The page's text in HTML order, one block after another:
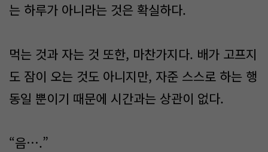
는 하루가 아니라는 것은 확실하다.
먹는 것과 자는 것 또한, 마찬가지다. 배가 고프지
도 잠이 오는 것도 아니지만, 자준 스스로 하는 행
동일 뿐이기 때문에 시간과는 상관이 없다.
“음….”